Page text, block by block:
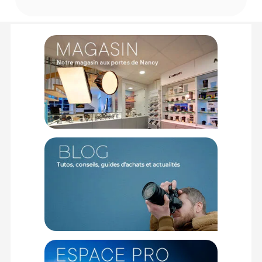
Idéal pour les basses lumières
Explorez la nuit en toute assurance avec l'objectif cinéma
Sirui Nightwalker. Sa grande ouverture de T1.2 vous
permettra une excellente performance en basse lumière,
capturant avec précision les détails dans des conditions de
faible luminosité. Que vous immortalisiez la tranquillité d'un
paysage nocturne ou l'effervescence d'une scène urbaine,
cet objectif vous assurera une haute qualité avec des détails
précis même en pleine nuit.